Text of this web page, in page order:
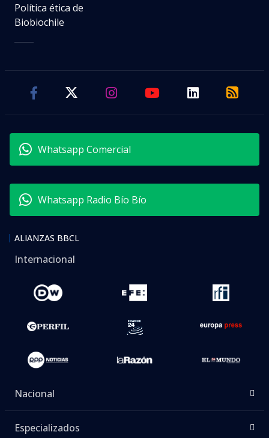
Política ética de
Biobiochile
Whatsapp Comercial
Whatsapp Radio Bío Bío
ALIANZAS BBCL
Internacional
Nacional
Especializados